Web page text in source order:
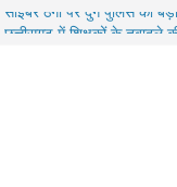
साइबर ठगी पर दुर्ग पुलिस का
रायपुर में कल्याण ज्वेलर्स में
छत्तीसगढ़ में 1460 गोधाम होंगे